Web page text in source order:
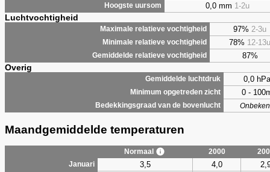
Hoogste uursom 0,0 mm 1-2u
Luchtvochtigheid
Maximale relatieve vochtigheid 97% 2-3u
Minimale relatieve vochtigheid 78% 12-13u
Gemiddelde relatieve vochtigheid 87%
Overig
Gemiddelde luchtdruk 0,0 hPa
Minimum opgetreden zicht 0 -
Bedekkingsgraad van de bovenlucht
Maandgemiddelde temperaturen
Normaal 2000
Januari
3,5 4,0